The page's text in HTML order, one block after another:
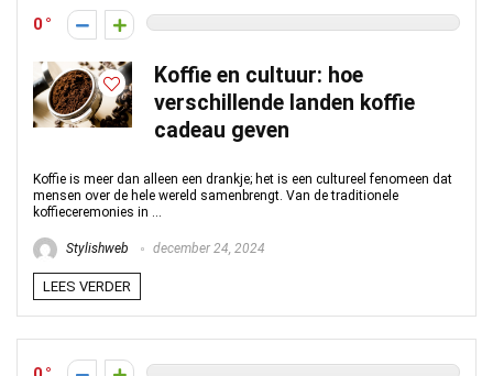
0
Koffie en cultuur: hoe
verschillende landen koffie
cadeau geven
Koffie is meer dan alleen een drankje; het is een cultureel fenomeen dat
mensen over de hele wereld samenbrengt. Van de traditionele
koffieceremonies in ...
Stylishweb december 24, 2024
LEES VERDER